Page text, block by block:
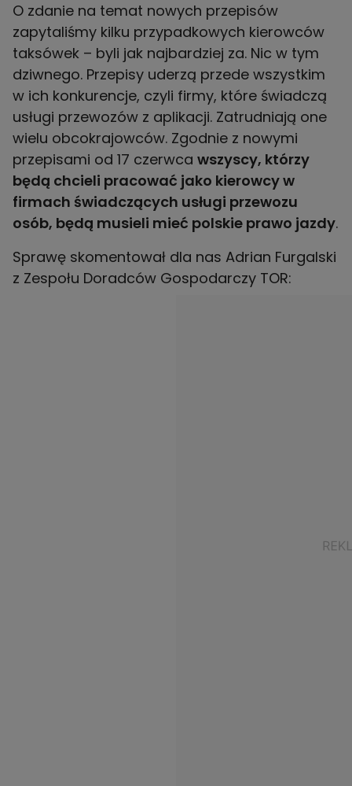
O zdanie na temat nowych przepisów
zapytaliśmy kilku przypadkowych kierowców
taksówek – byli jak najbardziej za. Nic w tym
dziwnego. Przepisy uderzą przede wszystkim
w ich konkurencje, czyli firmy, które świadczą
usługi przewozów z aplikacji. Zatrudniają one
wielu obcokrajowców. Zgodnie z nowymi
przepisami od 17 czerwca wszyscy, którzy
będą chcieli pracować jako kierowcy w
firmach świadczących usługi przewozu
osób, będą musieli mieć polskie prawo jazdy.
Sprawę skomentował dla nas Adrian Furgalski
z Zespołu Doradców Gospodarczy TOR: